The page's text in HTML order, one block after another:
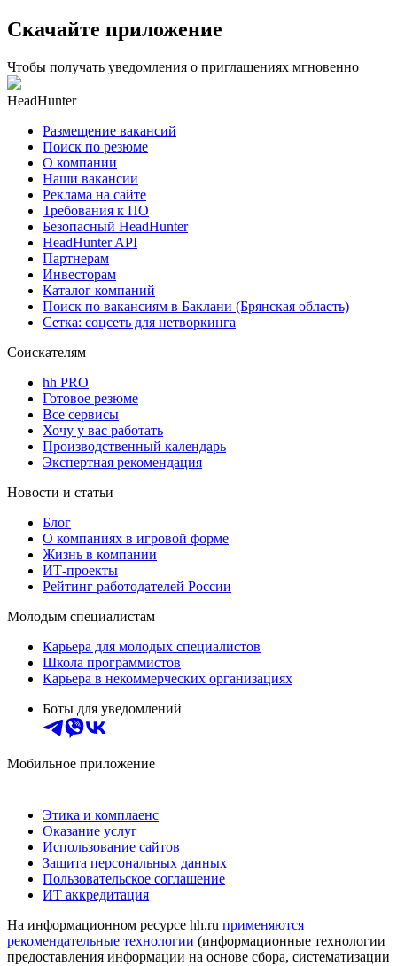
Скачайте приложение
Чтобы получать уведомления о приглашениях мгновенно
HeadHunter
Размещение вакансий
Поиск по резюме
О компании
Наши вакансии
Реклама на сайте
Требования к ПО
Безопасный HeadHunter
HeadHunter API
Партнерам
Инвесторам
Каталог компаний
Поиск по вакансиям в Баклани (Брянская область)
Сетка: соцсеть для нетворкинга
Соискателям
hh PRO
Готовое резюме
Все сервисы
Хочу у вас работать
Производственный календарь
Экспертная рекомендация
Новости и статьи
Блог
О компаниях в игровой форме
Жизнь в компании
ИТ-проекты
Рейтинг работодателей России
Молодым специалистам
Карьера для молодых специалистов
Школа программистов
Карьера в некоммерческих организациях
Боты для уведомлений
Мобильное приложение
Этика и комплаенс
Оказание услуг
Использование сайтов
Защита персональных данных
Пользовательское соглашение
ИТ аккредитация
На информационном ресурсе hh.ru применяются
рекомендательные технологии (информационные технологии
предоставления информации на основе сбора, систематизации